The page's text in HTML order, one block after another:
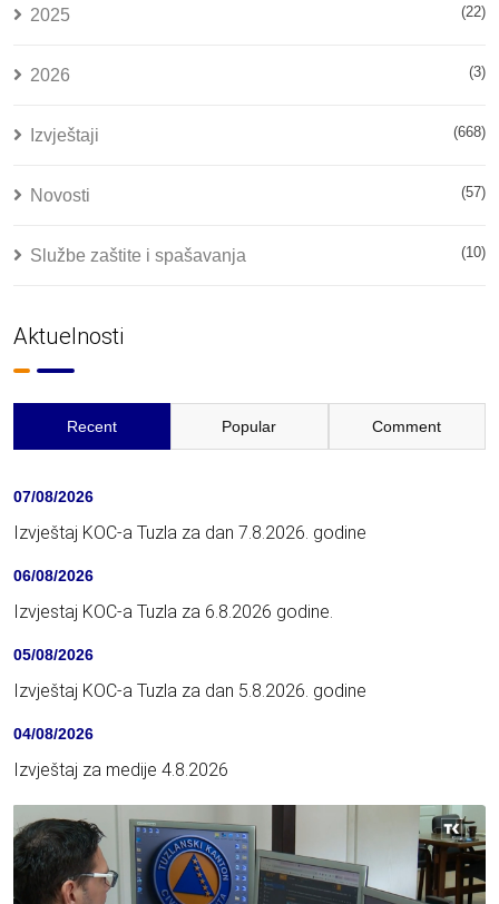
2025 (22)
2026 (3)
Izvještaji (668)
Novosti (57)
Službe zaštite i spašavanja (10)
Aktuelnosti
Recent Popular Comment
07/08/2026
Izvještaj KOC-a Tuzla za dan 7.8.2026. godine
06/08/2026
Izvjestaj KOC-a Tuzla za 6.8.2026 godine.
05/08/2026
Izvještaj KOC-a Tuzla za dan 5.8.2026. godine
04/08/2026
Izvještaj za medije 4.8.2026